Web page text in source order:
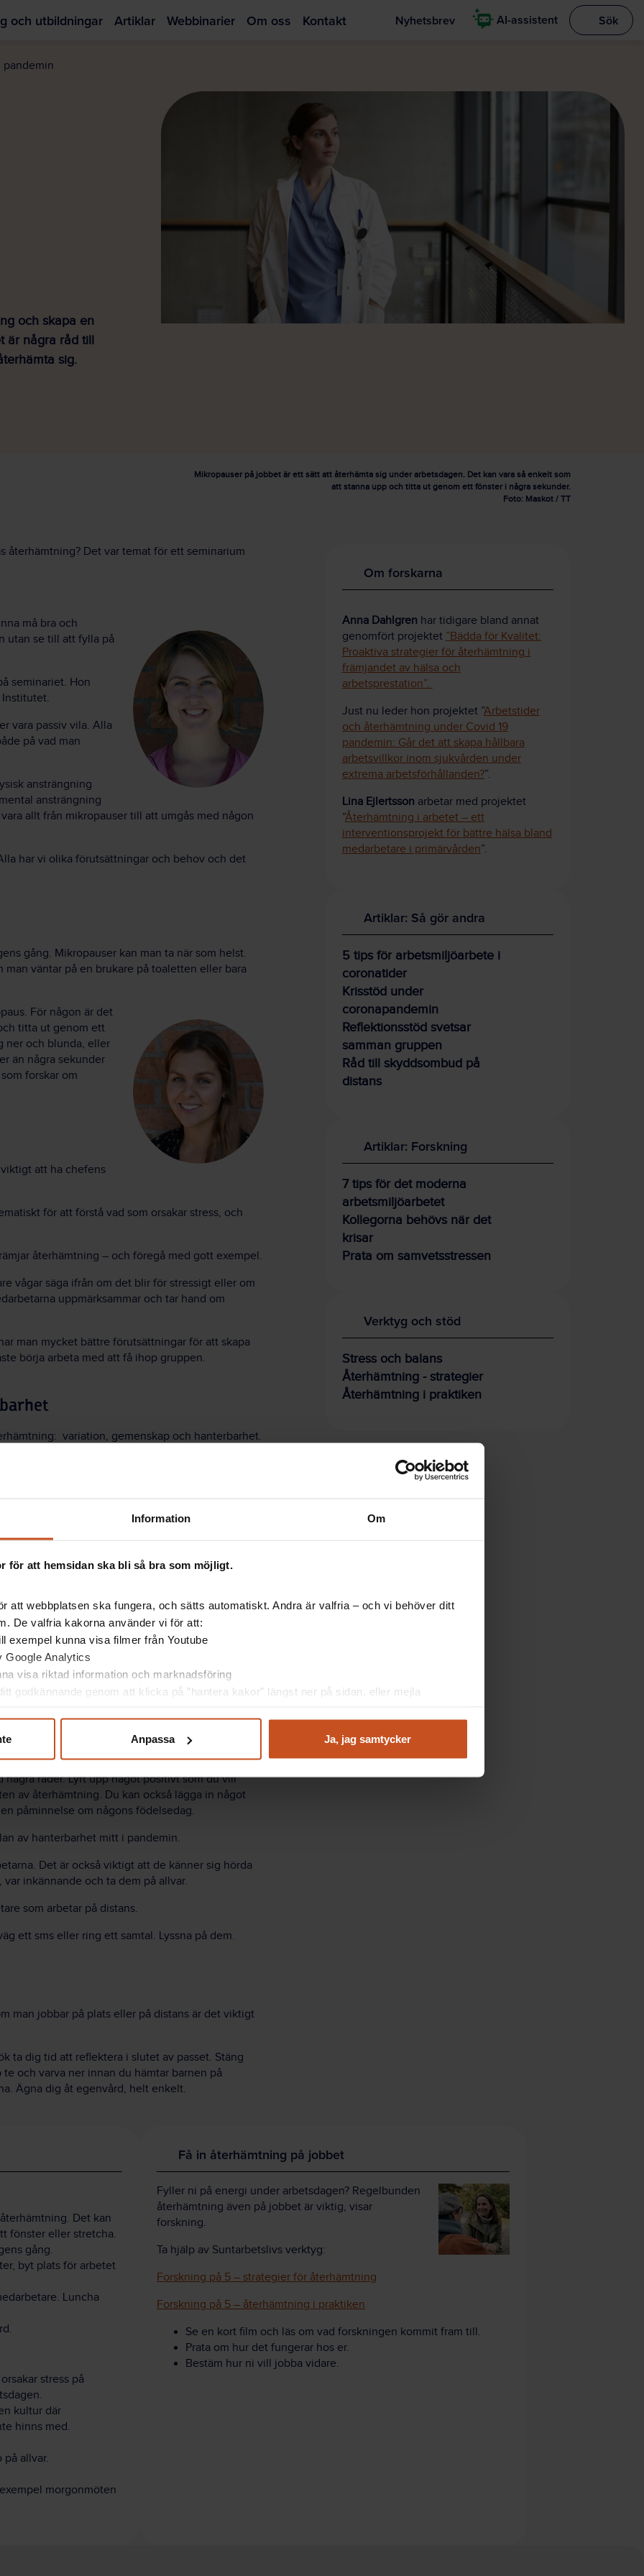
Information Om
för att hemsidan ska bli så bra som möjligt.
att webbplatsen ska fungera, och sätts automatiskt. Andra är valfria – och vi behöver ditt
De valfria kakorna använder vi för att:
exempel kunna visa filmer från Youtube
Google Analytics
visa riktad information och marknadsföring
godkännande genom att klicka på ”hantera kakor” längst ner på sidan, eller mejla
Anpassa Ja, jag samtycker
och utbildningar Artiklar Webbinarier Om oss Kontakt Nyhetsbrev AI-assistent Visa
Sök
pandemin
och skapa en
är några råd till
sig.
Mikropauser på jobbet är ett sätt att återhämta sig under arbetsdagen. Det kan vara så enkelt som
att stanna upp och titta ut genom ett fönster i några sekunder.
Foto: Maskot / TT
återhämtning? Det var temat för ett seminarium
må bra och
utan se till att fylla på
seminariet. Hon
Institutet.
vara passiv vila. Alla
på vad man
ansträngning
ansträngning
allt från mikropauser till att umgås med någon
har vi olika förutsättningar och behov och det
gång. Mikropauser kan man ta när som helst.
väntar på en brukare på toaletten eller bara
För någon är det
titta ut genom ett
ner och blunda, eller
än några sekunder
forskar om
att ha chefens
för att förstå vad som orsakar stress, och
återhämtning – och föregå med gott exempel.
vågar säga ifrån om det blir för stressigt eller om
uppmärksammar och tar hand om
man mycket bättre förutsättningar för att skapa
börja arbeta med att få ihop gruppen.
variation, gemenskap och hanterbarhet.
i arbetsplats och i tempo. Tänk på arbetet
där du byter tempo
morgonmöten.
sedda. Ta ett gemensamt djupt andetag och
Lina Ejlertsson.
lyfta stämningen är veckobrev från chefen i
rader. Lyft upp något positivt som du vill
av återhämtning. Du kan också lägga in något
påminnelse om någons födelsedag.
av hanterbarhet mitt i pandemin.
Det är också viktigt att de känner sig hörda
inkännande och ta dem på allvar.
som arbetar på distans.
ett sms eller ring ett samtal. Lyssna på dem.
man jobbar på plats eller på distans är det viktigt
ta dig tid att reflektera i slutet av passet. Stäng
och varva ner innan du hämtar barnen på
Ägna dig åt egenvård, helt enkelt.
Om forskarna
Anna Dahlgren har tidigare bland annat
genomfört projektet ”Bädda för Kvalitet:
Proaktiva strategier för återhämtning i
främjandet av hälsa och
arbetsprestation”.
Just nu leder hon projektet ”Arbetstider
och återhämtning under Covid 19
pandemin: Går det att skapa hållbara
arbetsvillkor inom sjukvården under
extrema arbetsförhållanden?”.
Lina Ejlertsson arbetar med projektet
”Återhämtning i arbetet – ett
interventionsprojekt för bättre hälsa bland
medarbetare i primärvården”.
Artiklar: Så gör andra
5 tips för arbetsmiljöarbete i
coronatider
Krisstöd under
coronapandemin
Reflektionsstöd svetsar
samman gruppen
Råd till skyddsombud på
distans
Artiklar: Forskning
7 tips för det moderna
arbetsmiljöarbetet
Kollegorna behövs när det
krisar
Prata om samvetsstressen
Verktyg och stöd
Stress och balans
Återhämtning - strategier
Återhämtning i praktiken
Det kan
fönster eller stretcha.
gång.
byt plats för arbetet
Luncha
stress på
kultur där
hinns med.
på allvar.
morgonmöten
Få in återhämtning på jobbet
Fyller ni på energi under arbetsdagen? Regelbunden
återhämtning även på jobbet är viktig, visar
forskning.
Ta hjälp av Suntarbetslivs verktyg:
Forskning på 5 – strategier för återhämtning
Forskning på 5 – återhämtning i praktiken
Se en kort film och läs om vad forskningen kommit fram till.
Prata om hur det fungerar hos er.
Bestäm hur ni vill jobba vidare.